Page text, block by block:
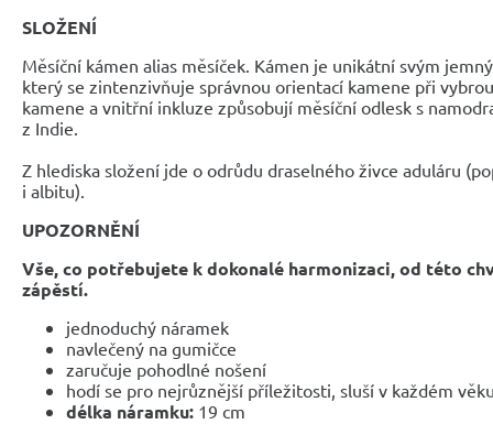
SLOŽENÍ
Měsíční kámen alias měsíček. Kámen je unikátní svým
který se zintenzivňuje správnou orientací kamene při
kamene a vnitřní inkluze způsobují měsíční odlesk s
z Indie.
Z hlediska složení jde o odrůdu draselného živce aduláru
i albitu).
UPOZORNĚNÍ
Vše, co potřebujete k dokonalé harmonizaci, od této
zápěstí.
jednoduchý náramek
navlečený na gumičce
zaručuje pohodlné nošení
hodí se pro nejrůznější příležitosti, sluší v každém
délka náramku: 19 cm